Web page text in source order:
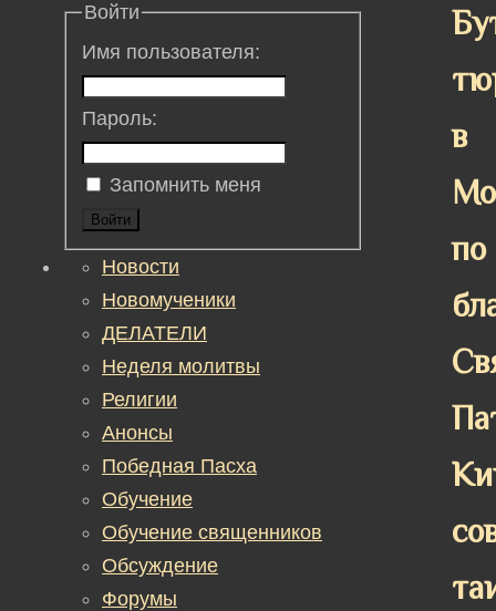
в
по
Войти
Имя пользователя:
Пароль:
Запомнить меня
Войти
Новости
Новомученики
ДЕЛАТЕЛИ
Неделя молитвы
Религии
Анонсы
Победная Пасха
Обучение
Обучение священников
Обсуждение
Форумы